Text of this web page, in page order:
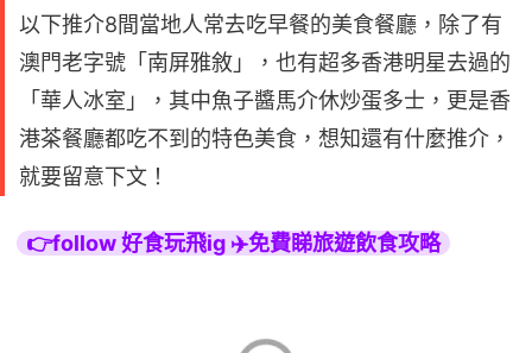
以下推介8間當地人常去吃早餐的美食餐廳，除了有
澳門老字號「南屏雅敘」，也有超多香港明星去過的
「華人冰室」，其中魚子醬馬介休炒蛋多士，更是香
港茶餐廳都吃不到的特色美食，想知還有什麼推介，
就要留意下文！
👉follow 好食玩飛ig ✈️免費睇旅遊飲食攻略